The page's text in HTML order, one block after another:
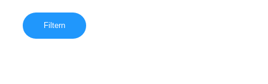
Filtern